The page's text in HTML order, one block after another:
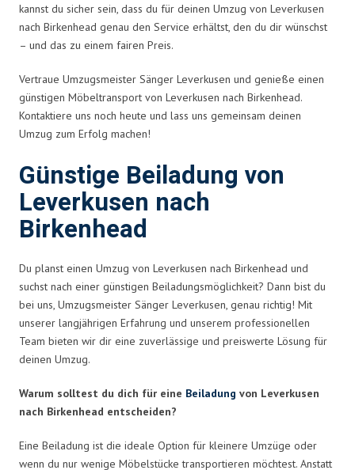
kannst du sicher sein, dass du für deinen Umzug von Leverkusen
nach Birkenhead genau den Service erhältst, den du dir wünschst
– und das zu einem fairen Preis.
Vertraue Umzugsmeister Sänger Leverkusen und genieße einen
günstigen Möbeltransport von Leverkusen nach Birkenhead.
Kontaktiere uns noch heute und lass uns gemeinsam deinen
Umzug zum Erfolg machen!
Günstige Beiladung von
Leverkusen nach
Birkenhead
Du planst einen Umzug von Leverkusen nach Birkenhead und
suchst nach einer günstigen Beiladungsmöglichkeit? Dann bist du
bei uns, Umzugsmeister Sänger Leverkusen, genau richtig! Mit
unserer langjährigen Erfahrung und unserem professionellen
Team bieten wir dir eine zuverlässige und preiswerte Lösung für
deinen Umzug.
Warum solltest du dich für eine Beiladung von Leverkusen
nach Birkenhead entscheiden?
Eine Beiladung ist die ideale Option für kleinere Umzüge oder
wenn du nur wenige Möbelstücke transportieren möchtest. Anstatt